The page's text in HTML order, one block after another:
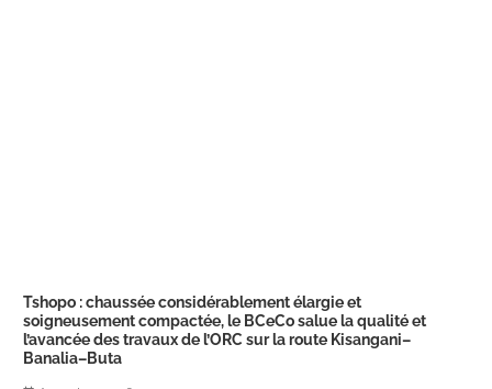
Tshopo : chaussée considérablement élargie et
soigneusement compactée, le BCeCo salue la qualité et
l’avancée des travaux de l’ORC sur la route Kisangani–
Banalia–Buta